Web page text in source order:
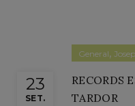
23
SET.
General,
RECORDS
TARDOR